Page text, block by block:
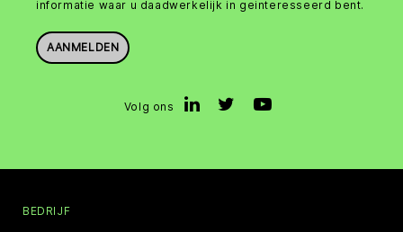
informatie waar u daadwerkelijk in geinteresseerd bent.
AANMELDEN
Volg ons
BEDRIJF